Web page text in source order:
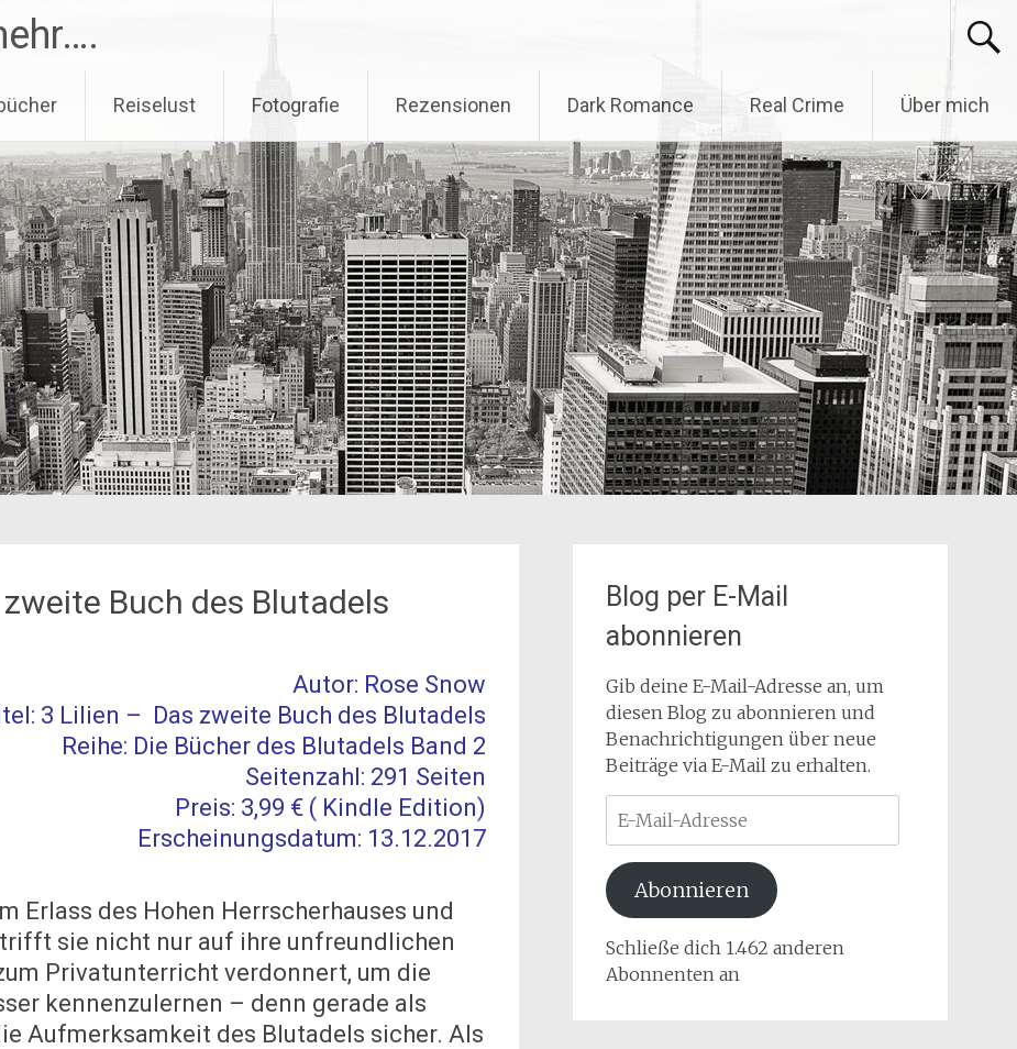
Reiselust Fotografie Rezensionen Dark Romance Real Crime Über mich
Buch des Blutadels
Autor: Rose Snow
3 Lilien – Das zweite Buch des Blutadels
Reihe: Die Bücher des Blutadels Band 2
Seitenzahl: 291 Seiten
Preis: 3,99 € ( Kindle Edition)
Erscheinungsdatum: 13.12.2017
Erlass des Hohen Herrscherhauses und
sie nicht nur auf ihre unfreundlichen
Privatunterricht verdonnert, um die
kennenzulernen – denn gerade als
Aufmerksamkeit des Blutadels sicher. Als
Blog per E-Mail
abonnieren
Gib deine E-Mail-Adresse an, um
diesen Blog zu abonnieren und
Benachrichtigungen über neue
Beiträge via E-Mail zu erhalten.
Mail-
Adresse
Abonnieren
Schließe dich 1.462 anderen
Abonnenten an